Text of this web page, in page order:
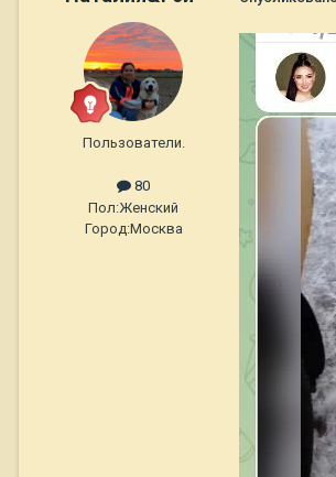
Пользователи.
80
Пол:Женский
Город:Москва